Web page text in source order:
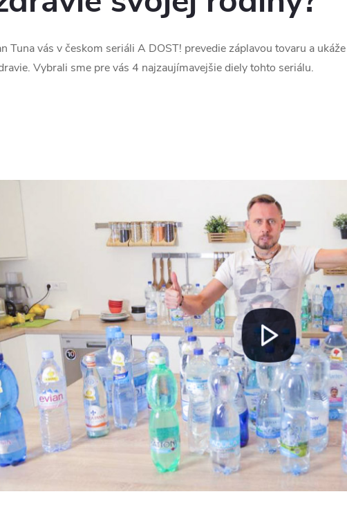
Tuna vás v českom seriáli A DOST! prevedie záplavou tovaru a
Vybrali sme pre vás 4 najzaujímavejšie diely tohto seriálu.